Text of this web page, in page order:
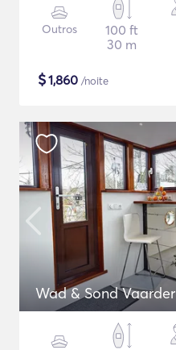
Outros
100 ft
30 m
$1,860 /noite
Wad & Sond